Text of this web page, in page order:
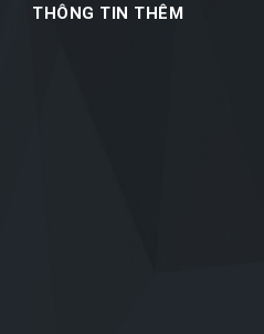
THÔNG TIN THÊM